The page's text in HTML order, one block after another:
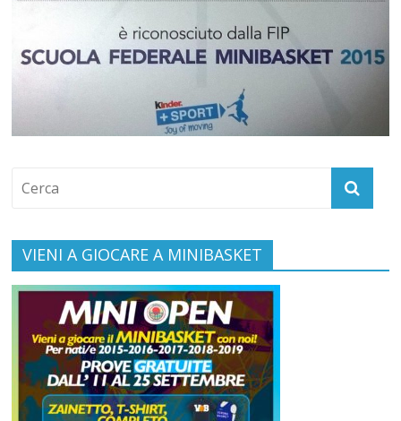
VIENI A GIOCARE A MINIBASKET